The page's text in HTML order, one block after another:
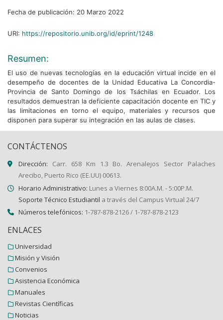
Fecha de publicación: 20 Marzo 2022
URI: https://repositorio.unib.org/id/eprint/1248
Resumen:
El uso de nuevas tecnologías en la educación virtual incide en el
desempeño de docentes de la Unidad Educativa La Concordia-
Provincia de Santo Domingo de los Tsáchilas en Ecuador. Los
resultados demuestran la deficiente capacitación docente en TIC y
las limitaciones en torno el equipo, materiales y recursos que
disponen para superar su integración en las aulas de clases.
CONTÁCTENOS
Dirección: Carr. 658 Km 1.3 Bo. Arenalejos Sector Palaches
Arecibo, Puerto Rico (EE.UU) 00613.
Horario Administrativo: Lunes a Viernes 8:00A.M. - 5:00P.M.
Soporte Técnico Estudiantil a través del Campus Virtual 24/7
Números telefónicos: 1-787-878-2126 / 1-787-878-2123
ENLACES
Universidad
Misión y Visión
Convenios
Asistencia Económica
Manuales
Revistas Científicas
Noticias